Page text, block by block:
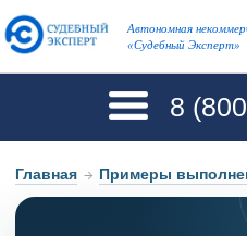
Автономная
«Судебный Эксперт»
8
Главная → Примеры